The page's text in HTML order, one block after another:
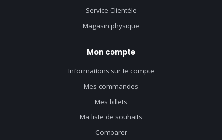
Service Clientèle
Magasin physique
Mon compte
Informations sur le compte
Mes commandes
Mes billets
Ma liste de souhaits
Comparer